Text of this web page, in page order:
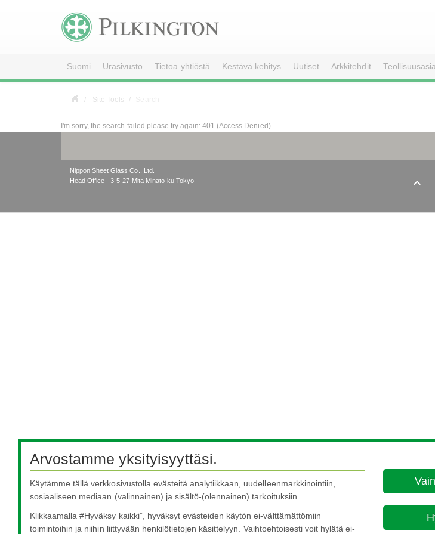
Suomi Urasivusto Tietoa yhtiöstä Kestävä kehitys Uutiset Arkkitehdit
Site Tools
I'm sorry, the search failed please try again: 401 (Access Denied)
Nippon Sheet Glass Co., Ltd.
Head Office - 3-5-27 Mita Minato-ku Tokyo

Arvostamme yksityisyyttäsi.
Käytämme tällä verkkosivustolla evästeitä analytiikkaan, uudelleenmarkkinointiin,
sosiaaliseen mediaan (valinnainen) ja sisältö-(olennainen) tarkoituksiin.
Klikkaamalla #Hyväksy kaikki”, hyväksyt evästeiden käytön ei-välttämättömiin
toimintoihin ja niihin liittyvään henkilötietojen käsittelyyn. Vaihtoehtoisesti voit hylätä ei-